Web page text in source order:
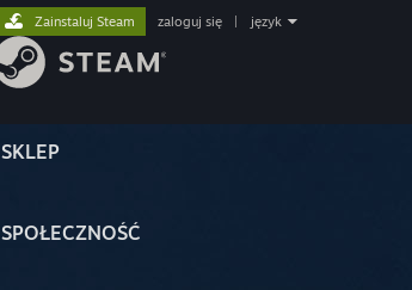
SKLEP
SPOŁECZNOŚĆ
Zainstaluj Steam zaloguj się język